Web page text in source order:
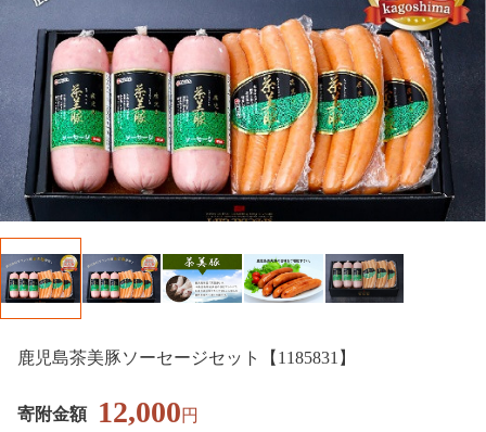
鹿児島茶美豚ソーセージセット【1185831】
寄附金額 12,000円